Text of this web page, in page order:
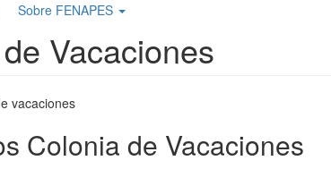
Sobre FENAPES
Vacaciones
vacaciones
Colonia de Vacaciones